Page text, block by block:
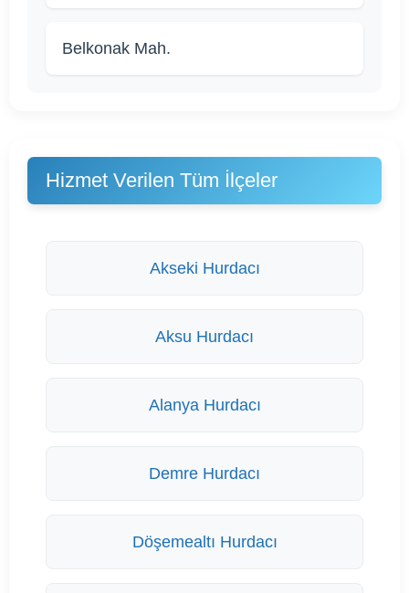
Belkonak Mah.
Hizmet Verilen Tüm İlçeler
Akseki Hurdacı
Aksu Hurdacı
Alanya Hurdacı
Demre Hurdacı
Döşemealtı Hurdacı